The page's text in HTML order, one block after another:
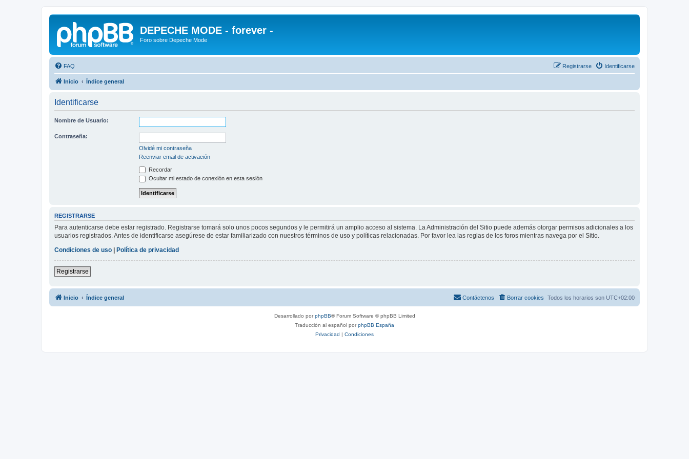
DEPECHE MODE - forever -
Foro sobre Depeche Mode
FAQ Identificarse
Registrarse
Inicio Índice general
Identificarse
Nombre de Usuario:
Contraseña:
Olvidé mi contraseña
Reenviar email de activación
Recordar
Ocultar mi estado de conexión en esta sesión
REGISTRARSE
Para autenticarse debe estar registrado. Registrarse tomará solo unos pocos segundos y le permitirá un amplio acceso al sistema. La Administración del Sitio puede además otorgar permisos adicionales a los
usuarios registrados. Antes de identificarse asegúrese de estar familiarizado con nuestros términos de uso y políticas relacionadas. Por favor lea las reglas de los foros mientras navega por el Sitio.
Condiciones de uso
Política de privacidad
Registrarse
Inicio Índice general Todos los horarios son UTC+02:00
Borrar cookies
Contáctenos
Desarrollado porphpBB® Forum Software © phpBB Limited
Traducción al español porphpBB España
Privacidad | Condiciones